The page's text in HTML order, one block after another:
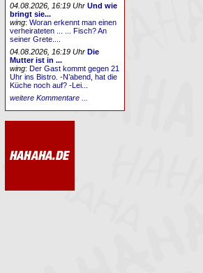
04.08.2026, 16:19 Uhr Und wie
bringt sie...
wing:Woran erkennt man einen
verheirateten ... ... Fisch? An
seiner Grete....
04.08.2026, 16:19 Uhr Die
Mutter ist in ...
wing:Der Gast kommt gegen 21
Uhr ins Bistro. -N’abend, hat die
Küche noch auf? -Lei...
weitere Kommentare ...